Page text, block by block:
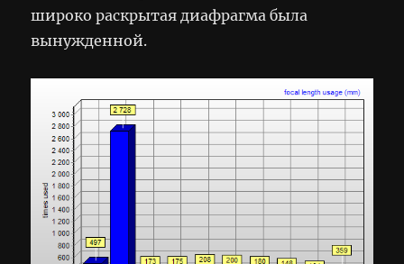
широко раскрытая диафрагма была
вынужденной.